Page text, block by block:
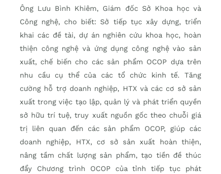
Ông Lưu Bình Khiêm, Giám đốc Sở Khoa học và
Công nghệ, cho biết: Sở tiếp tục xây dựng, triển
khai các đề tài, dự án nghiên cứu khoa học, hoàn
thiện công nghệ và ứng dụng công nghệ vào sản
xuất, chế biến cho các sản phẩm OCOP dựa trên
nhu cầu cụ thể của các tổ chức kinh tế. Tăng
cường hỗ trợ doanh nghiệp, HTX và các cơ sở sản
xuất trong việc tạo lập, quản lý và phát triển quyền
sở hữu trí tuệ, truy xuất nguồn gốc theo chuỗi giá
trị liên quan đến các sản phẩm OCOP, giúp các
doanh nghiệp, HTX, cơ sở sản xuất hoàn thiện,
nâng tầm chất lượng sản phẩm, tạo tiền đề thúc
đẩy Chương trình OCOP của tỉnh tiếp tục phát